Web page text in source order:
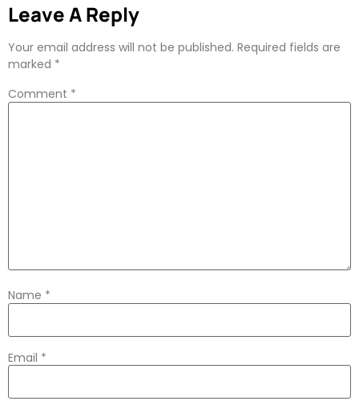
Leave A Reply
Your email address will not be published. Required fields are
marked *
Comment *
Name *
Email *